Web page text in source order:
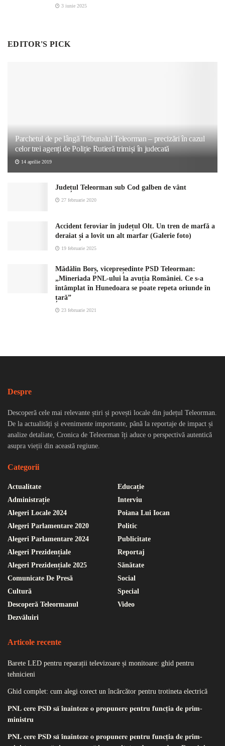
3 iunie 2025
EDITOR'S PICK
Parchetul de pe lângă Tribunalul Teleorman – precizări în cazul
celor trei agenți de Poliție Rutieră trimiși în judecată
14 aprilie 2019
Județul Teleorman sub Cod galben de vânt
27 februarie 2020
Accident feroviar în județul Olt. Un tren de marfă a
deraiat și a lovit un alt marfar (Galerie foto)
19 februarie 2025
Mădălin Borș, vicepreședinte PSD Teleorman:
„Mineriada PNL-ului la avuția României. Ce s-a
întâmplat în Hunedoara se poate repeta oriunde în
țară”
23 februarie 2021
Despre
Descoperă cele mai relevante știri și povești locale din județul Teleorman.
De la actualități și evenimente importante, până la reportaje de impact și
analize detaliate, Cronica de Teleorman îți aduce o perspectivă autentică
asupra vieții din această regiune.
Categorii
Actualitate
Administrație
Alegeri Locale 2024
Alegeri Parlamentare 2020
Alegeri Parlamentare 2024
Alegeri Prezidențiale
Alegeri Prezidențiale 2025
Comunicate De Presă
Cultură
Descoperă Teleormanul
Dezvăluiri
Educație
Interviu
Poiana Lui Iocan
Politic
Publicitate
Reportaj
Sănătate
Social
Special
Video
Articole recente
Barete LED pentru reparații televizoare și monitoare: ghid pentru
tehnicieni
Ghid complet: cum alegi corect un încărcător pentru trotineta electrică
𝐏𝐍𝐋 𝐜𝐞𝐫𝐞 𝐏𝐒𝐃 𝐬𝐚̆ 𝐢̂𝐧𝐚𝐢𝐧𝐭𝐞𝐳𝐞 𝐨 𝐩𝐫𝐨𝐩𝐮𝐧𝐞𝐫𝐞 𝐩𝐞𝐧𝐭𝐫𝐮 𝐟𝐮𝐧𝐜𝐭̦𝐢𝐚 𝐝𝐞 𝐩𝐫𝐢𝐦-
𝐦𝐢𝐧𝐢𝐬𝐭𝐫𝐮
𝐏𝐍𝐋 𝐜𝐞𝐫𝐞 𝐏𝐒𝐃 𝐬𝐚̆ 𝐢̂𝐧𝐚𝐢𝐧𝐭𝐞𝐳𝐞 𝐨 𝐩𝐫𝐨𝐩𝐮𝐧𝐞𝐫𝐞 𝐩𝐞𝐧𝐭𝐫𝐮 𝐟𝐮𝐧𝐜𝐭̦𝐢𝐚 𝐝𝐞 𝐩𝐫𝐢𝐦-